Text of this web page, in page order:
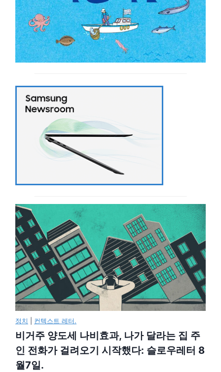
정치 컨텍스트 레터.
비거주 양도세 나비효과, 나가 달라는 집 주
인 전화가 걸려오기 시작했다: 슬로우레터 8
월7일.